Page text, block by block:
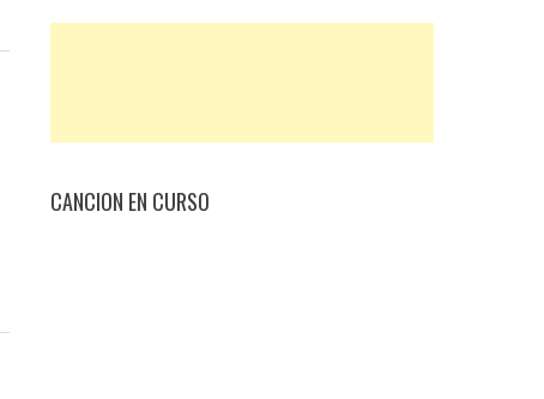
CANCION EN CURSO